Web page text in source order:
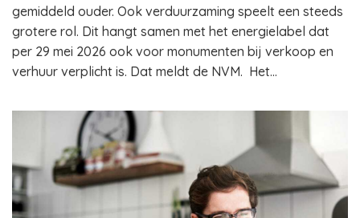
gemiddeld ouder. Ook verduurzaming speelt een steeds
grotere rol. Dit hangt samen met het energielabel dat
per 29 mei 2026 ook voor monumenten bij verkoop en
verhuur verplicht is. Dat meldt de NVM. Het…